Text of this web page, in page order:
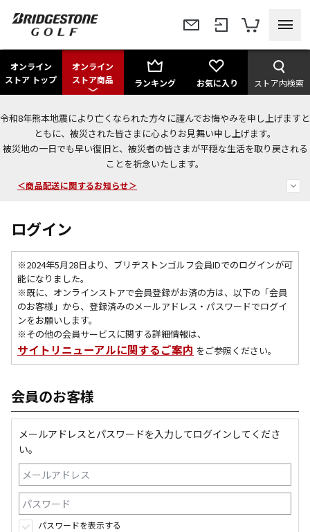
オンライン
ストア トップ
オンライン
ストア商品
ランキング お気に入り ストア内検索
令和8年熊本地震により亡くなられた方々に謹んでお悔やみを申し上げますと
ともに、被災された皆さまに心よりお見舞い申し上げます。
被災地の一日でも早い復旧と、被災者の皆さまが平穏な生活を取り戻される
ことを祈念いたします。
＜夏季休暇中のご注文・発送・お問い合わせ＞
今なら新規会員登録で1,000円OFFクーポンプレゼント！
＜商品配送に関するお知らせ＞
ログイン
※2024年5月28日より、ブリヂストンゴルフ会員IDでのログインが可
能になりました。
※既に、 オンラインストアで会員登録がお済の方は、以下の「会員
のお客様」から、登録済みのメールアドレス・パスワードでログイ
ンをお願いします。
※その他の会員サービスに関する詳細情報は、
サイトリニューアルに関するご案内 をご参照ください。
会員のお客様
メールアドレスとパスワードを入力してログインしてくださ
い。
パスワードを表示する